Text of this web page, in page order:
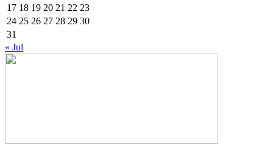
17 18 19 20 21 22 23
24 25 26 27 28 29 30
31
« Jul